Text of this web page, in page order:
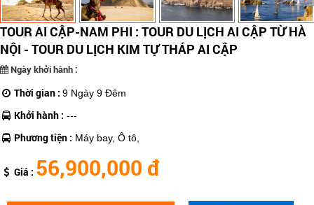
TOUR AI CẬP-NAM PHI : TOUR DU LỊCH AI CẬP TỪ HÀ
NỘI - TOUR DU LỊCH KIM TỰ THÁP AI CẬP
Ngày khởi hành :
Thời gian : 9 Ngày 9 Đêm
Khởi hành : ---
Phương tiện : Máy bay, Ô tô,
Giá : 56,900,000 đ